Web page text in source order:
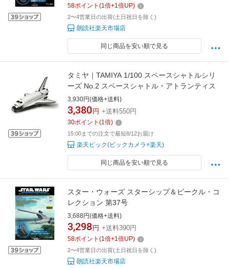
58ポイント (1倍+1倍UP)
2〜4営業日の出荷(土日祝日を除く)
朗読社楽天市場店
同じ商品を安い順で見る
タミヤ｜TAMIYA 1/100 スペースシャトルシリ
ーズ No.2 スペースシャトル・アトランティス
3,930円(価格+送料)
3,380 円 +送料550円
30ポイント (1倍)
15:00までの注文で最短8/12お届け
楽天ビック(ビックカメラ×楽天)
同じ商品を安い順で見る
スター・ウォーズ スターシップ＆ビークル・コ
レクション 第37号
3,688円(価格+送料)
3,298 円 +送料390円
58ポイント (1倍+1倍UP)
2〜4営業日の出荷(土日祝日を除く)
朗読社楽天市場店